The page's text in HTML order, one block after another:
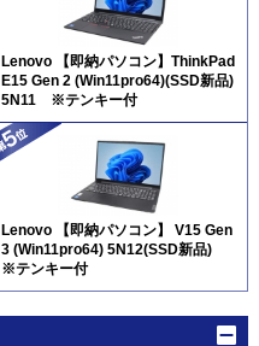
Lenovo 【即納パソコン】ThinkPad
E15 Gen 2 (Win11pro64)(SSD新品)
5N11 ※テンキー付
Lenovo 【即納パソコン】 V15 Gen
3 (Win11pro64) 5N12(SSD新品)
※テンキー付